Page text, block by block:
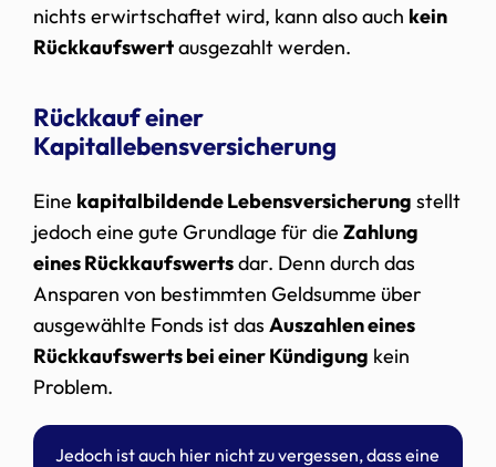
nichts erwirtschaftet wird, kann also auch kein
Rückkaufswertausgezahlt werden.
Rückkauf einer
Kapitallebensversicherung
Eine kapitalbildende Lebensversicherung stellt
jedoch eine gute Grundlage für die Zahlung
eines Rückkaufswertsdar. Denn durch das
Ansparen von bestimmten Geldsumme über
ausgewählte Fonds ist das Auszahlen eines
Rückkaufswerts bei einer Kündigung kein
Problem.
Jedoch ist auch hier nicht zu vergessen, dass eine